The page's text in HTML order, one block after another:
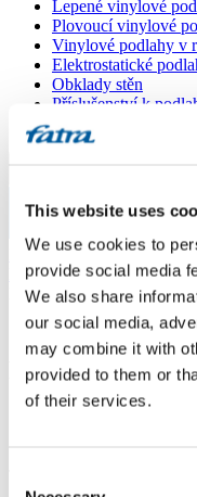
This website uses
We use cookies to
provide social media
We also share
our social media,
may combine it with
provided to them or
of their services.
Lepené vinylové
Plovoucí vinylové
Vinylové podlahy v
Elektrostatické
Obklady stěn
Příslušenství k
Všechny podlahy
Domů
Prodejní místa/
RIVA, a. s.
RIVA, a. s.